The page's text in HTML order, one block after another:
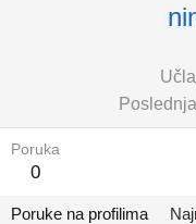
Poruka
0
Poruke na profilima